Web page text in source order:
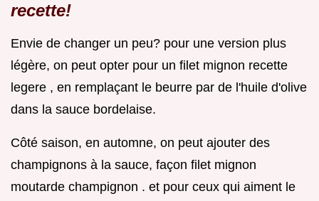
recette!
Envie de changer un peu? pour une version plus
légère, on peut opter pour un filet mignon recette
legere , en remplaçant le beurre par de l'huile d'olive
dans la sauce bordelaise.
Côté saison, en automne, on peut ajouter des
champignons à la sauce, façon filet mignon
moutarde champignon . et pour ceux qui aiment le